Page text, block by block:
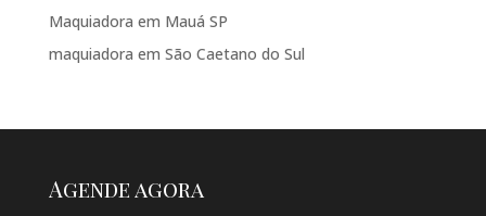
Maquiadora em Mauá SP
maquiadora em São Caetano do Sul
Agende agora